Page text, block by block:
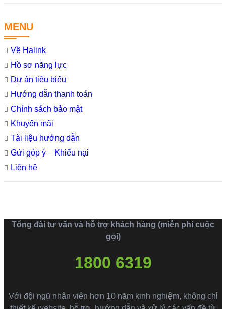
MENU
Về Halink
Hồ sơ năng lực
Dự án tiêu biểu
Hướng dẫn thanh toán
Chính sách bảo mật
Khuyến mãi
Tài liệu hướng dẫn
Gửi góp ý – Khiếu nại
Liên hệ
Tổng đài tư vấn và hỗ trợ khách hàng (miễn phí cuộc
gọi)
1800 6319
Với đội ngũ nhân viên hơn 10 năm kinh nghiệm, không chỉ